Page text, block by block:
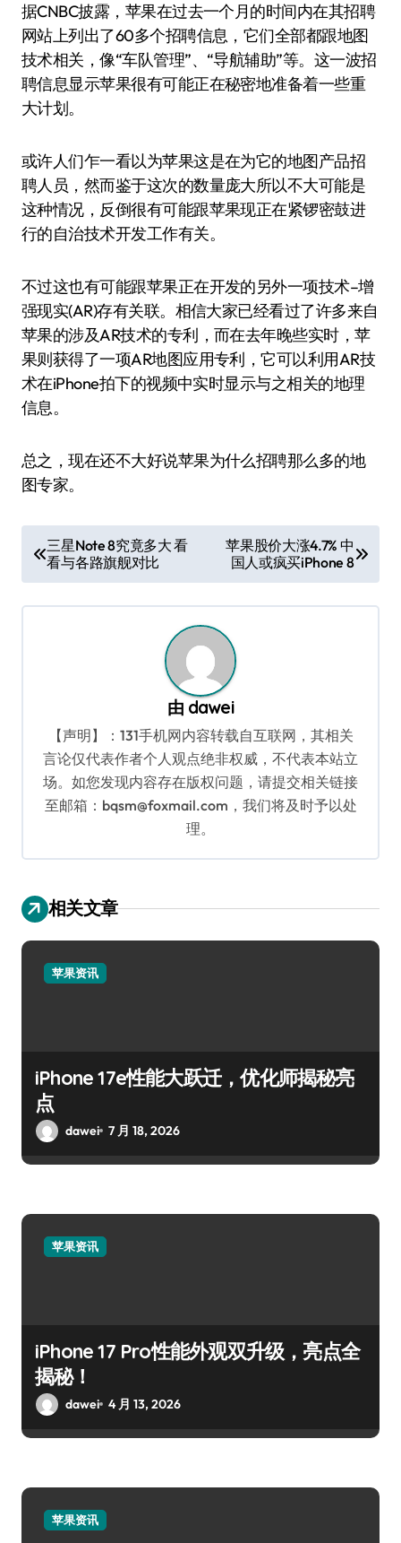
据CNBC披露，苹果在过去一个月的时间内在其招聘
网站上列出了60多个招聘信息，它们全部都跟地图
技术相关，像“车队管理”、“导航辅助”等。这一波招
聘信息显示苹果很有可能正在秘密地准备着一些重
大计划。
或许人们乍一看以为苹果这是在为它的地图产品招
聘人员，然而鉴于这次的数量庞大所以不大可能是
这种情况，反倒很有可能跟苹果现正在紧锣密鼓进
行的自治技术开发工作有关。
不过这也有可能跟苹果正在开发的另外一项技术–增
强现实(AR)存有关联。相信大家已经看过了许多来自
苹果的涉及AR技术的专利，而在去年晚些实时，苹
果则获得了一项AR地图应用专利，它可以利用AR技
术在iPhone拍下的视频中实时显示与之相关的地理
信息。
总之，现在还不大好说苹果为什么招聘那么多的地
图专家。
章
导
三星Note 8究竟多大 看
看与各路旗舰对比
苹果股价大涨4.7% 中
国人或疯买iPhone 8
由 dawei
【声明】：131手机网内容转载自互联网，其相关
言论仅代表作者个人观点绝非权威，不代表本站立
场。如您发现内容存在版权问题，请提交相关链接
至邮箱：bqsm@foxmail.com，我们将及时予以处
理。
相关文章
苹果资讯
iPhone 17e性能大跃迁，优化师揭秘亮
点
dawei 7 月 18, 2026
苹果资讯
iPhone 17 Pro性能外观双升级，亮点全
揭秘！
dawei 4 月 13, 2026
苹果资讯